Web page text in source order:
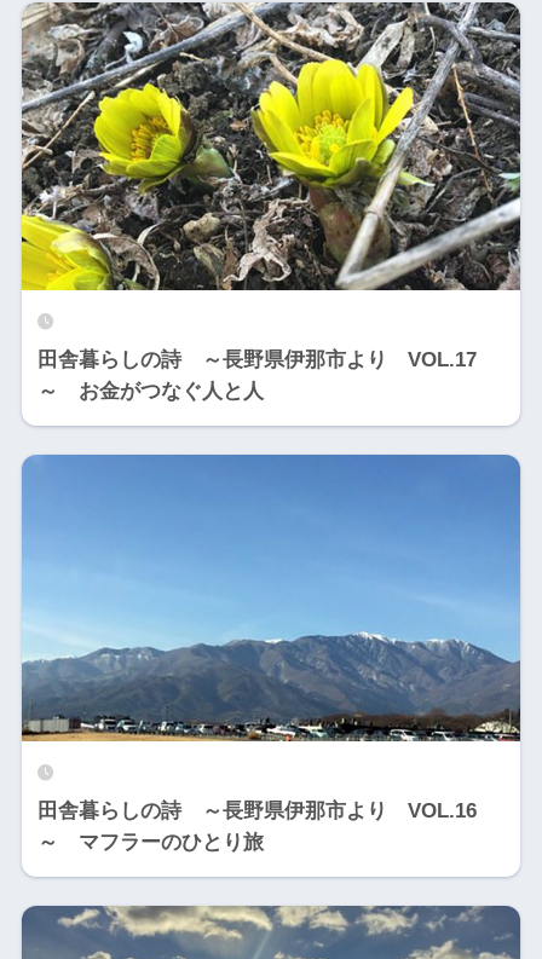
田舎暮らしの詩 ～長野県伊那市より VOL.17
～ お金がつなぐ人と人
田舎暮らしの詩 ～長野県伊那市より VOL.16
～ マフラーのひとり旅